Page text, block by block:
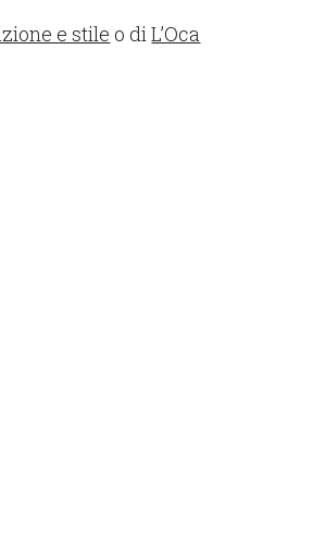
e stile o diL’Oca